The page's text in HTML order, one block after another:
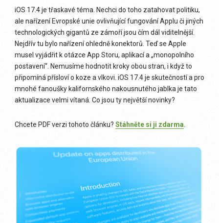
iOS 17.4 je třaskavé téma. Nechci do toho zatahovat politiku,
ale nařízení Evropské unie ovlivňující fungování Applu či jiných
technologických gigantů ze zámoří jsou čím dál viditelnější.
Nejdřív tu bylo nařízení ohledně konektorů. Teď se Apple
musel vyjádřit k otázce App Storu, aplikací a „monopolního
postavení“. Nemusíme hodnotit kroky obou stran, i když to
připomíná přísloví o koze a vlkovi. iOS 17.4 je skutečností a pro
mnohé fanoušky kalifornského nakousnutého jablka je tato
aktualizace velmi vítaná. Co jsou ty největší novinky?
Chcete PDF verzi tohoto článku? Stáhněte si ji zdarma